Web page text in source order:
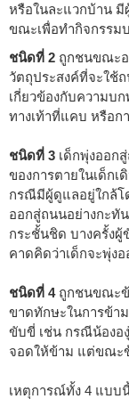
หรือในละแวกบ้าน
ขณะเพื่อทำกิจกรรมบ
ชนิดที่ 2 ถูกชนขณะอ
วัตถุประสงค์ที่จะใช้
เกี่ยวข้องกับความบ
ทางเท้าที่แคบ หรือก
ชนิดที่ 3 เด็กพุ่งออก
ของการตายในเด็กเ
กรณีมีผู้ดูแลอยู่ใกล้โ
ออกสู่ถนนอย่างกะทั
กระชั้นชิด บางครั้ง
คาดคิดว่าเด็กจะพุ่ง
ชนิดที่ 4ถูกชนขณะข้
ขาดทักษะในการข้า
ขับขี่ เช่น กรณีน้องอ
จอดให้ข้าม แต่ขณะ
เหตุการณ์ทั้ง 4 แบบ